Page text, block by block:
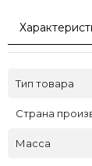
Тип товара
Страна
Масса